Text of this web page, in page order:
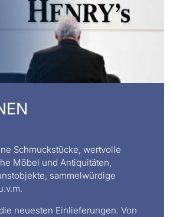
Schmuckstücke, wertvolle
Möbel und Antiquitäten,
sammelwürdige
neuesten Einlieferungen. Von